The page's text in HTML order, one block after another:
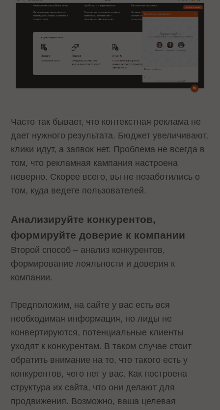
Часто так бывает, что контекстная реклама не
дает нужного результата. Бюджет увеличивают,
клики идут, а заявок нет. Проблема не всегда в
том, что рекламная кампания настроена
неверно. Скорее всего, вы не позаботились о
том, куда ведете пользователей.
Анализируйте конкурентов,
формируйте доверие к компании
Второй способ – анализ конкурентов,
формирование лояльности и доверия к
компании.
Предположим, на сайте у вас есть вся
необходимая информация, но лиды не
конвертируются, потенциальные клиенты
уходят к конкурентам. В таком случае стоит
обратить внимание на то, что такого есть у
конкурентов, чего нет у вас. Как построена
структура их сайта, что они делают для
продвижения. Возможно, ваша целевая